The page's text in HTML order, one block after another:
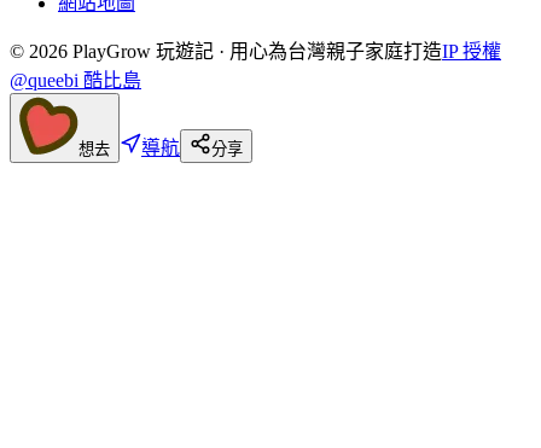
© 2026 PlayGrow 玩遊記 · 用心為台灣親子家庭打造IP 授權
@queebi 酷比島
想去 導航 分享